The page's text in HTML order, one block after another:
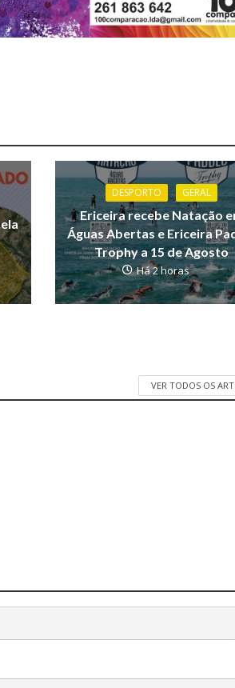
DESPORTO GERAL
Ericeira recebe Natação
Águas Abertas e Ericeira
Trophy a 15 de Agosto
Há 2 horas
VER TODOS OS